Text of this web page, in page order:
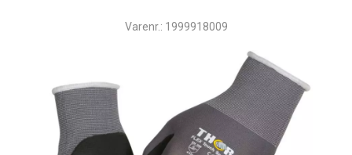
Varenr.: 1999918009